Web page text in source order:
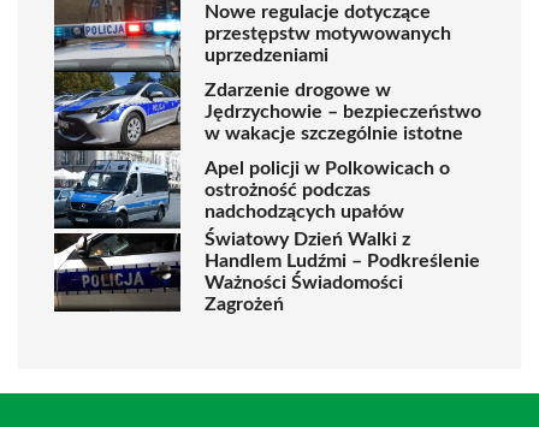
Nowe regulacje dotyczące
przestępstw motywowanych
uprzedzeniami
Zdarzenie drogowe w
Jędrzychowie – bezpieczeństwo
w wakacje szczególnie istotne
Apel policji w Polkowicach o
ostrożność podczas
nadchodzących upałów
Światowy Dzień Walki z
Handlem Ludźmi – Podkreślenie
Ważności Świadomości
Zagrożeń